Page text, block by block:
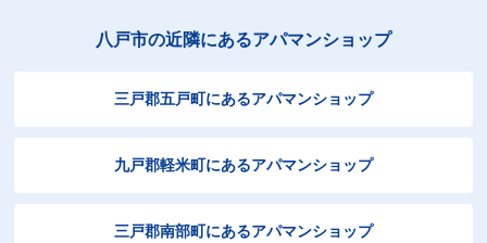
八戸市の近隣にあるアパマンショップ
三戸郡五戸町にあるアパマンショップ
九戸郡軽米町にあるアパマンショップ
三戸郡南部町にあるアパマンショップ